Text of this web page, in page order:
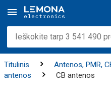
Titulinis Antenos, PMR,
antenos
CB antenos